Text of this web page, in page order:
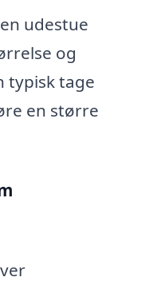
udestue
og
typisk tage
en større